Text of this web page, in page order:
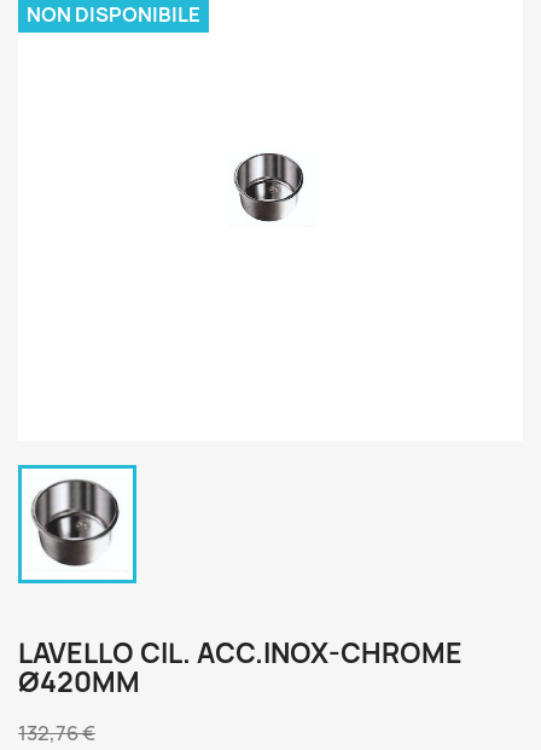
NON DISPONIBILE
LAVELLO CIL. ACC.INOX-CHROME
Ø420MM
132,76 €